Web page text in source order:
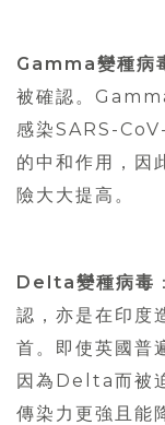
Gamma變種病
被確認。
感染SARS-
的中和作用，因
險大大提高。
Delta變種病毒
認，亦是在印度
首。即使英國普
因為Delta而被
傳染力更強且能